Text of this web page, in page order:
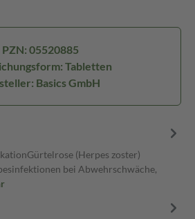
PZN: 05520885
Tabletten
Basics GmbH
(Herpes zoster)
bei Abwehrschwäche,